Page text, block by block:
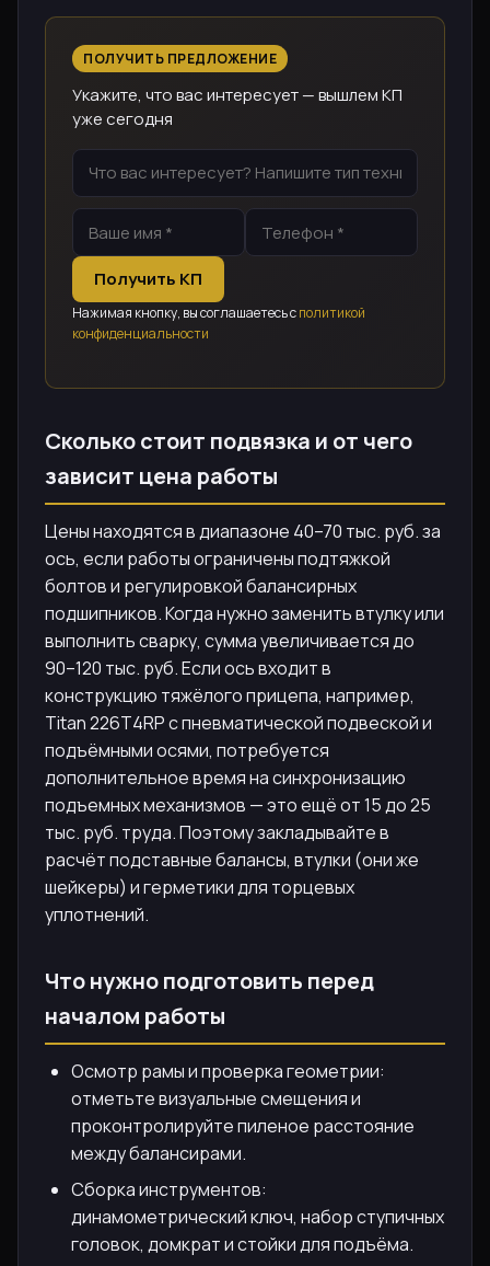
ПОЛУЧИТЬ ПРЕДЛОЖЕНИЕ
Укажите, что вас интересует — вышлем КП
уже сегодня
Получить КП
Нажимая кнопку, вы соглашаетесь сполитикой
конфиденциальности
Сколько стоит подвязка и от чего
зависит цена работы
Цены находятся в диапазоне 40–70 тыс. руб. за
ось, если работы ограничены подтяжкой
болтов и регулировкой балансирных
подшипников. Когда нужно заменить втулку или
выполнить сварку, сумма увеличивается до
90–120 тыс. руб. Если ось входит в
конструкцию тяжёлого прицепа, например,
Titan 226T4RP с пневматической подвеской и
подъёмными осями, потребуется
дополнительное время на синхронизацию
подъемных механизмов — это ещё от 15 до 25
тыс. руб. труда. Поэтому закладывайте в
расчёт подставные балансы, втулки (они же
шейкеры) и герметики для торцевых
уплотнений.
Что нужно подготовить перед
началом работы
Осмотр рамы и проверка геометрии:
отметьте визуальные смещения и
проконтролируйте пиленое расстояние
между балансирами.
Сборка инструментов:
динамометрический ключ, набор ступичных
головок, домкрат и стойки для подъёма.